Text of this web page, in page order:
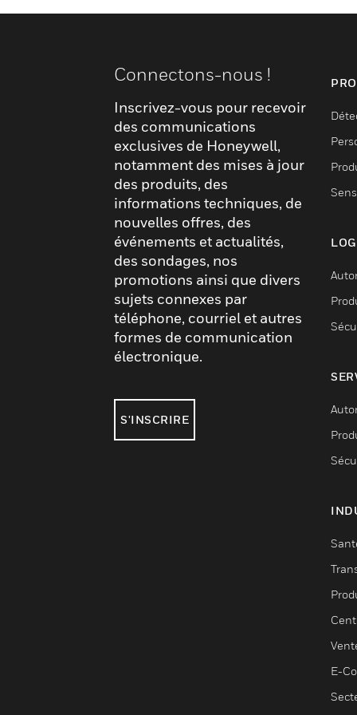
Connectons-nous !
Inscrivez-vous pour recevoir
des communications
exclusives de Honeywell,
notamment des mises à jour
des produits, des
informations techniques, de
nouvelles offres, des
événements et actualités,
des sondages, nos
promotions ainsi que divers
sujets connexes par
téléphone, courriel et autres
formes de communication
électronique.
S'INSCRIRE
E-